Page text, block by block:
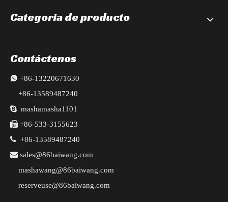
Categoria de producto
Contáctenos
 +86-13220671630
+86-13589487240
 mashamasha1101
 +86-533-3155623
 +86-13589487240
 sales@86baiwang.com
mashawang@86baiwang.com
reserveuse@86baiwang.com